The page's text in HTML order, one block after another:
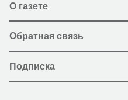
О газете
Обратная связь
Подписка